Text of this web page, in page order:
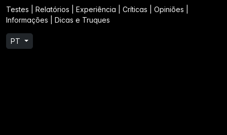
Testes | Relatórios | Experiência | Críticas | Opiniões |
Informações | Dicas e Truques
PT